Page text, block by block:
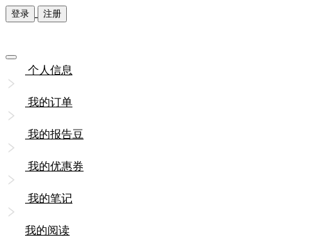
登录 注册
个人信息
我的订单
我的报告豆
我的优惠券
我的笔记
我的阅读